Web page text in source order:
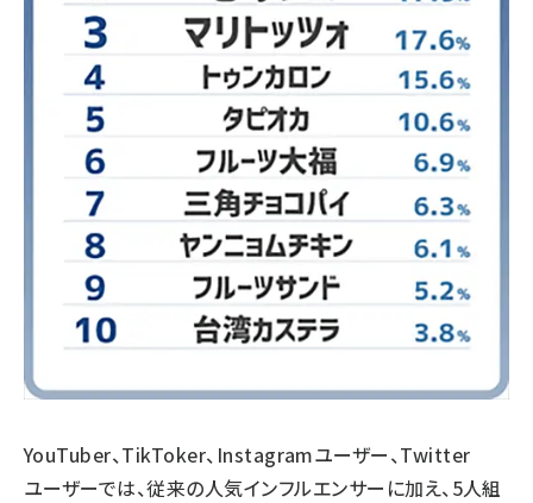
YouTuber、TikToker、Instagramユーザー、Twitter
ユーザーでは、従来の人気インフルエンサーに加え、5人組